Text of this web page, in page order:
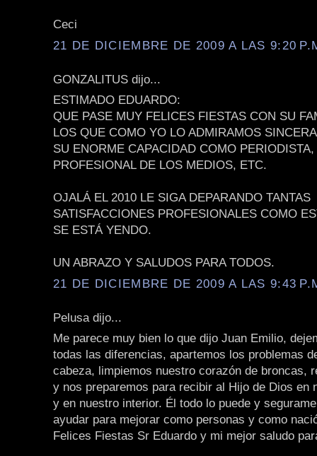
Ceci
21 DE DICIEMBRE DE 2009 A LAS 9:20
GONZALITUS dijo...
ESTIMADO EDUARDO:
QUE PASE MUY FELICES FIESTAS CON SU
LOS QUE COMO YO LO ADMIRAMOS
SU ENORME CAPACIDAD COMO
PROFESIONAL DE LOS MEDIOS, ETC.
OJALÁ EL 2010 LE SIGA DEPARANDO TANTAS
SATISFACCIONES PROFESIONALES COMO
SE ESTÁ YENDO.
UN ABRAZO Y SALUDOS PARA TODOS.
21 DE DICIEMBRE DE 2009 A LAS 9:43
Pelusa dijo...
Me parece muy bien lo que dijo Juan Emilio,
todas las diferencias, apartemos los problemas
cabeza, limpiemos nuestro corazón de broncas,
y nos preparemos para recibir al Hijo de Dios en
y en nuestro interior. Él todo lo puede y
ayudar para mejorar como personas y como
Felices Fiestas Sr Eduardo y mi mejor saludo